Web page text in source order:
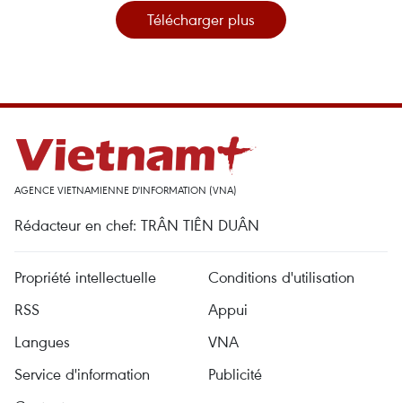
Télécharger plus
AGENCE VIETNAMIENNE D'INFORMATION (VNA)
Rédacteur en chef: TRÂN TIÊN DUÂN
Propriété intellectuelle
Conditions d'utilisation
RSS
Appui
Langues
VNA
Service d'information
Publicité